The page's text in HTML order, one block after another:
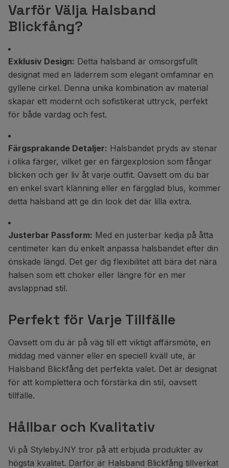
Varför Välja Halsband
Blickfång?
Exklusiv Design: Detta halsband är omsorgsfullt
designat med en läderrem som elegant omfamnar en
gyllene cirkel. Denna unika kombination av material
skapar ett modernt och sofistikerat uttryck, perfekt
för både vardag och fest.
Färgsprakande Detaljer: Halsbandet pryds av stenar
i olika färger, vilket ger en färgexplosion som fångar
blicken och ger liv åt varje outfit. Oavsett om du bär
en enkel svart klänning eller en färgglad blus, kommer
detta halsband att ge din look det där lilla extra.
Justerbar Passform: Med en justerbar kedja på åtta
centimeter kan du enkelt anpassa halsbandet efter din
önskade längd. Det ger dig flexibilitet att bära det nära
halsen som ett choker eller längre för en mer
avslappnad stil.
Perfekt för Varje Tillfälle
Oavsett om du är på väg till ett viktigt affärsmöte, en
middag med vänner eller en speciell kväll ute, är
Halsband Blickfång det perfekta valet. Det är designat
för att komplettera och förstärka din stil, oavsett
tillfälle.
Hållbar och Kvalitativ
Vi på StylebyJNY tror på att erbjuda produkter av
högsta kvalitet. Därför är Halsband Blickfång tillverkat